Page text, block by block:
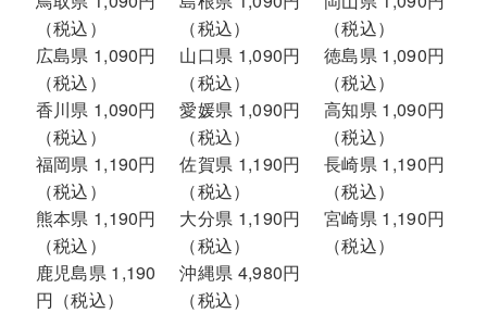
（税込）
（税込）
（税込）
広島県 1,090円
（税込）
山口県 1,090円
（税込）
徳島県 1,090円
（税込）
香川県 1,090円
（税込）
愛媛県 1,090円
（税込）
高知県 1,090円
（税込）
福岡県 1,190円
（税込）
佐賀県 1,190円
（税込）
長崎県 1,190円
（税込）
熊本県 1,190円
（税込）
大分県 1,190円
（税込）
宮崎県 1,190円
（税込）
鹿児島県 1,190
円（税込）
沖縄県 4,980円
（税込）